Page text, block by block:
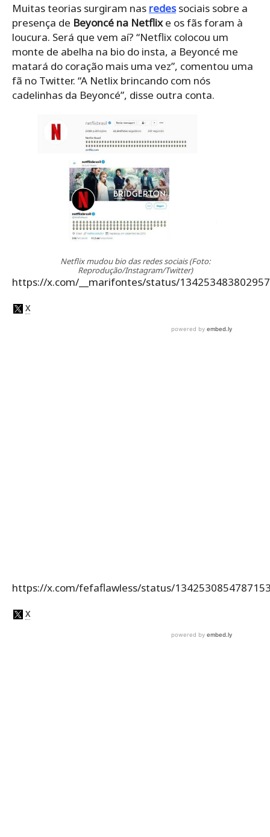
Muitas teorias surgiram nas redessociais sobre a
presença de Beyoncé na Netflixe os fãs foram à
loucura. Será que vem aí? “Netflix colocou um
monte de abelha na bio do insta, a Beyoncé me
matará do coração mais uma vez”, comentou uma
fã no Twitter. “A Netlix brincando com nós
cadelinhas da Beyoncé”, disse outra conta.
Netflix mudou bio das redes sociais (Foto:
Reprodução/Instagram/Twitter)
https://x.com/__marifontes/status/
https://x.com/fefaflawless/status/